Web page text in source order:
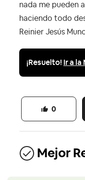
nada me pueden
haciendo todo
Reinier Jesús
¡Resuelto! Ir a la
0
Mejor